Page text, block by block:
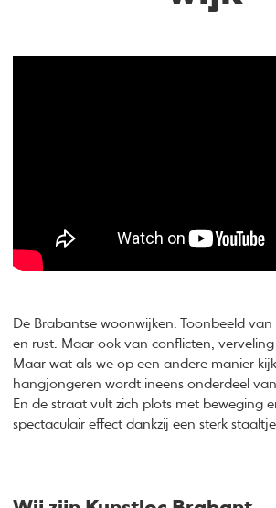
De Brabantse woonwijken. Toonbeeld
en rust. Maar ook van conflicten,
Maar wat als we op een andere manier
hangjongeren wordt ineens onderdeel
En de straat vult zich plots met beweging
spectaculair effect dankzij een sterk